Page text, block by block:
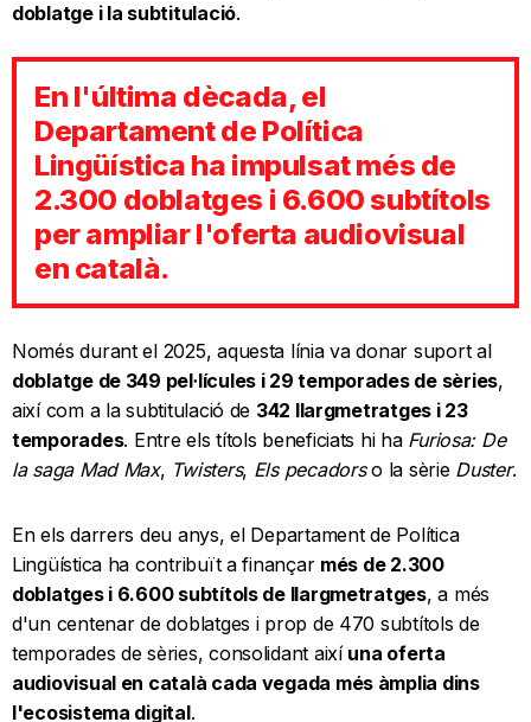
doblatge i la subtitulació.
En l'última dècada, el
Departament de Política
Lingüística ha impulsat més de
2.300 doblatges i 6.600 subtítols
per ampliar l'oferta audiovisual
en català.
Només durant el 2025, aquesta línia va donar suport al
doblatge de 349 pel·lícules i 29 temporades de sèries,
així com a la subtitulació de 342 llargmetratges i 23
temporades. Entre els títols beneficiats hi ha Furiosa: De
la saga Mad Max, Twisters, Els pecadorso la sèrie Duster.
En els darrers deu anys, el Departament de Política
Lingüística ha contribuït a finançar més de 2.300
doblatges i 6.600 subtítols de llargmetratges, a més
d'un centenar de doblatges i prop de 470 subtítols de
temporades de sèries, consolidant així una oferta
audiovisual en català cada vegada més àmplia dins
l'ecosistema digital.